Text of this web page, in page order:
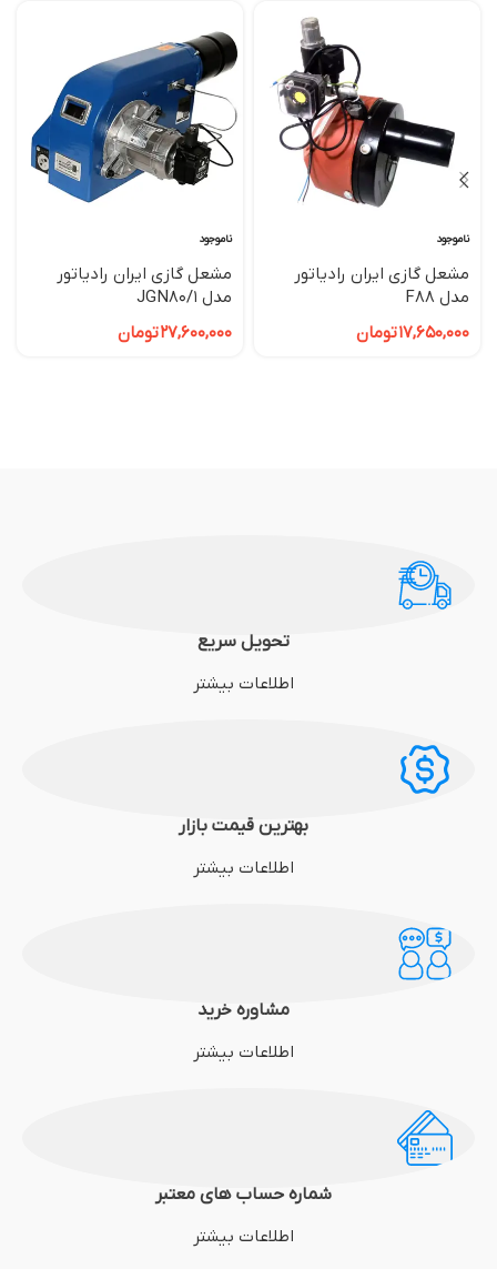
ناموجود
مشعل گازی ایران رادیاتور
مدل F88
17,650,000تومان
ناموجود
مشعل گازی ایران رادیاتور
مدل JGN80/1
27,600,000تومان
تحویل سریع
اطلاعات بیشتر
بهترین قیمت بازار
اطلاعات بیشتر
مشاوره خرید
اطلاعات بیشتر
شماره حساب های معتبر
اطلاعات بیشتر